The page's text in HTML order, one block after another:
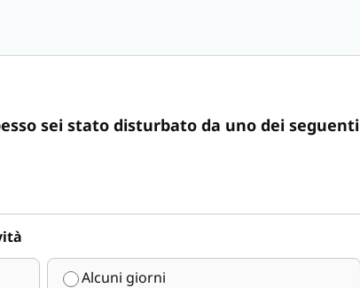
sei stato disturbato da uno dei seguenti
Alcuni giorni